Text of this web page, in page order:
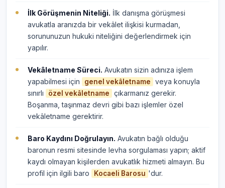
İlk Görüşmenin Niteliği. İlk danışma görüşmesi
avukatla aranızda bir vekâlet ilişkisi kurmadan,
sorununuzun hukuki niteliğini değerlendirmek için
yapılır.
Vekâletname Süreci. Avukatın sizin adınıza işlem
yapabilmesi için
genel vekâletname
veya konuyla
sınırlı
özel vekâletname
çıkarmanız gerekir.
Boşanma, taşınmaz devri gibi bazı işlemler özel
vekâletname gerektirir.
Baro Kaydını Doğrulayın. Avukatın bağlı olduğu
baronun resmi sitesinde levha sorgulaması yapın; aktif
kaydı olmayan kişilerden avukatlık hizmeti almayın. Bu
profil için ilgili baro
Kocaeli Barosu 'dur.